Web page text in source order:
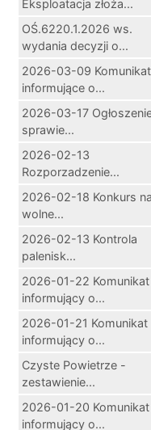
Eksploatacja złoża...
OŚ.6220.1.2026 ws.
wydania decyzji o...
2026-03-09
informujące o...
2026-03-17
sprawie...
2026-02-13
Rozporzadzenie...
2026-02-18 Konkurs na
wolne...
2026-02-13 Kontrola
palenisk...
2026-01-22 Komunikat
informujący o...
2026-01-21 Komunikat
informujący o...
Czyste Powietrze -
zestawienie...
2026-01-20 Komunikat
informujący o...